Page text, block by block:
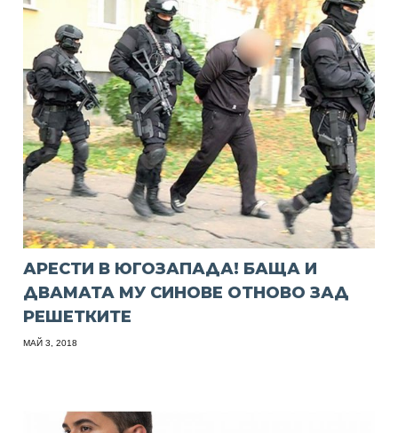
АРЕСТИ В ЮГОЗАПАДА! БАЩА И
ДВАМАТА МУ СИНОВЕ ОТНОВО ЗАД
РЕШЕТКИТЕ
МАЙ 3, 2018